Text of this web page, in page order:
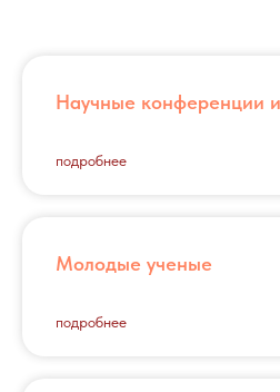
Научные конференции
подробнее
Молодые ученые
подробнее